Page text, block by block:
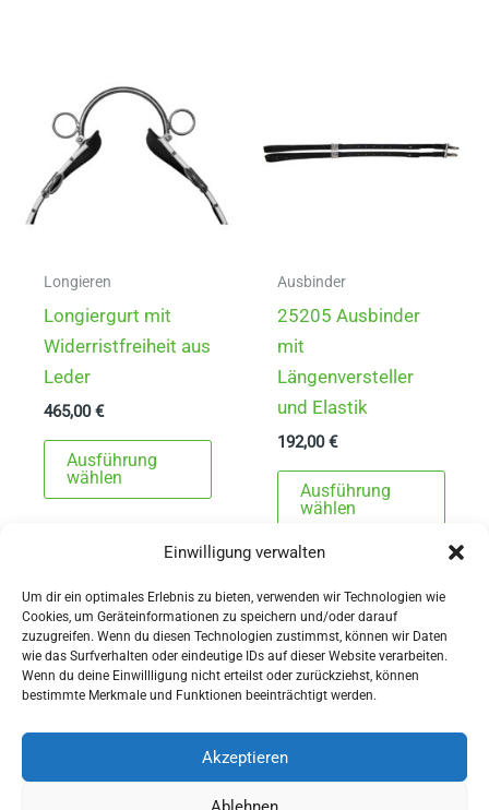
Einwilligung verwalten
Um dir ein optimales Erlebnis zu bieten, verwenden wir Technologien wie
Cookies, um Geräteinformationen zu speichern und/oder darauf
zuzugreifen. Wenn du diesen Technologien zustimmst, können wir Daten
wie das Surfverhalten oder eindeutige IDs auf dieser Website verarbeiten.
Wenn du deine Einwillligung nicht erteilst oder zurückziehst, können
bestimmte Merkmale und Funktionen beeinträchtigt werden.
Akzeptieren
Longieren
Longiergurt mit
Widerristfreiheit aus
Leder
465,00€
Ausführung
wählen
Dieses
weist
Varianten
auf.
Die
Optionen
können
der
Produktseite
Ausbinder
25205 Ausbinder
mit
Längenversteller
und Elastik
192,00€
Ausführung
wählen
auf.
Die
der
AGBs
Widerrufsbelehrung